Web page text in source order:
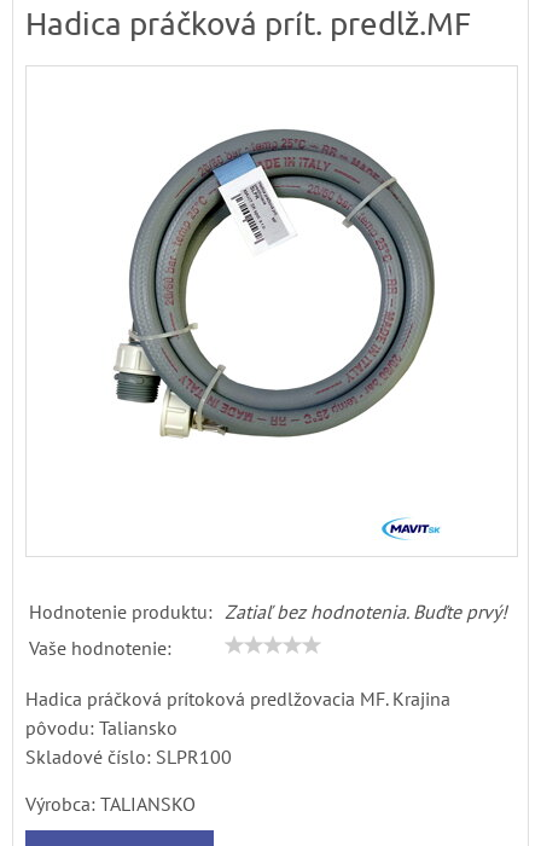
Hadica práčková prít. predlž.MF
Hodnotenie produktu: Zatiaľ bez hodnotenia. Buďte prvý!
Vaše hodnotenie:
Hadica práčková prítoková predlžovacia MF. Krajina
pôvodu: Taliansko
Skladové číslo: SLPR100
Výrobca: TALIANSKO